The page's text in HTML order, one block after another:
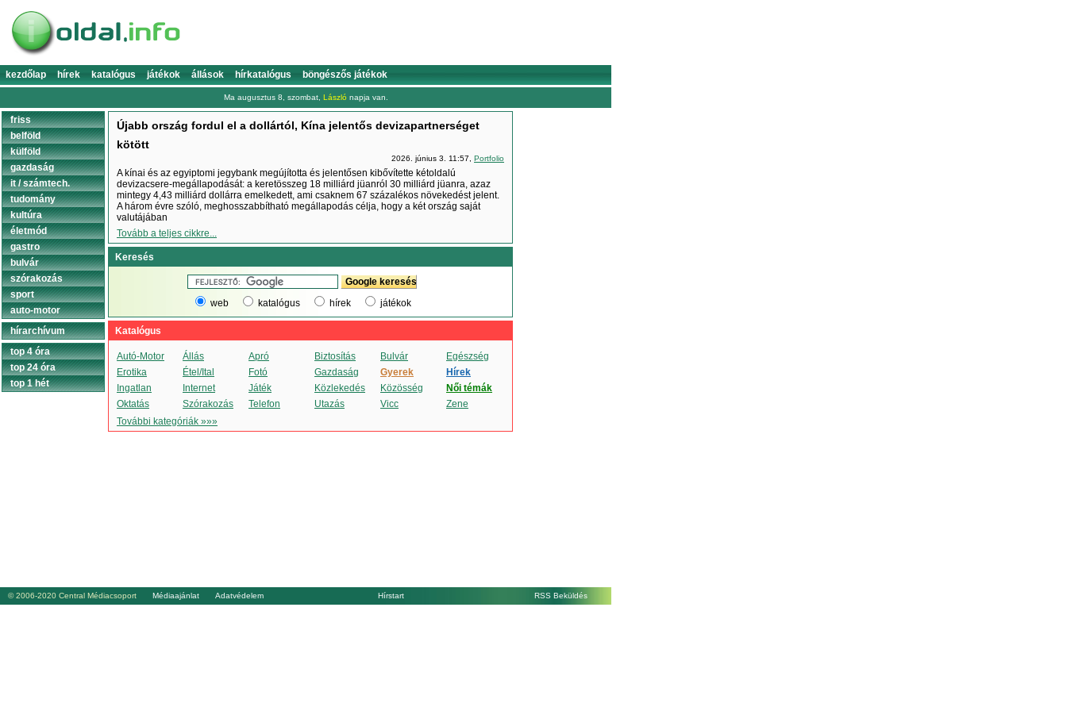
kezdőlap hírek katalógus játékok állások hírkatalógus böngészős játékok
Ma augusztus 8, szombat, László napja van.
Újabb ország fordul el a dollártól, Kína jelentős devizapartnerséget
kötött
2026. június 3. 11:57, Portfolio
A kínai és az egyiptomi jegybank megújította és jelentősen kibővítette kétoldalú
devizacsere-megállapodását: a keretösszeg 18 milliárd jüanról 30 milliárd jüanra, azaz
mintegy 4,43 milliárd dollárra emelkedett, ami csaknem 67 százalékos növekedést jelent.
A három évre szóló, meghosszabbítható megállapodás célja, hogy a két ország saját
valutájában
Tovább a teljes cikkre...
Keresés
web katalógus hírek játékok
Katalógus
Autó-Motor Állás Apró Biztosítás Bulvár
Egészség
Erotika
Étel/Ital Fotó Gazdaság Gyerek
Hírek
Ingatlan
Internet Játék Közlekedés Közösség
Női témák
Oktatás
Szórakozás Telefon Utazás Vicc
Zene
További kategóriák »»»
friss
belföld
külföld
gazdaság
it / számtech.
tudomány
kultúra
életmód
gastro
bulvár
szórakozás
sport
auto-motor
hírarchívum
top 4 óra
top 24 óra
top 1 hét
RSS Beküldés
© 2006-2020 Central Médiacsoport Médiaajánlat Adatvédelem Hírstart